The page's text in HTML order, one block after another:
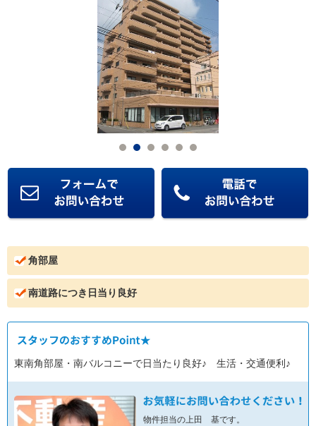
角部屋
南道路につき日当り良好
東南角部屋・南バルコニーで日当たり良好♪ 生活・交通便利♪
物件担当の上田 基です。